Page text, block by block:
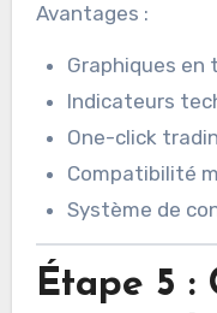
Avantages :
Graphiques en
Indicateurs
One-click
Compatibilité
Système de
Étape 5 :